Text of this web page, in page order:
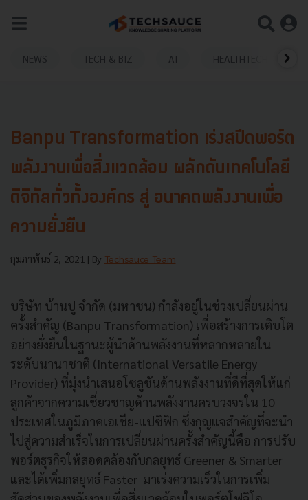
NEWS TECH & BIZ AI HEALTHTECH
Banpu Transformation เร่งสปีดพอร์ต
พลังงานเพื่อสิ่งแวดล้อม ผลักดันเทคโนโลยี
ดิจิทัลทั่วทั้งองค์กร สู่ อนาคตพลังงานเพื่อ
ความยั่งยืน
กุมภาพันธ์ 2, 2021 | By Techsauce Team
บริษัท บ้านปู จำกัด (มหาชน) กำลังอยู่ในช่วงเปลี่ยนผ่าน
ครั้งสำคัญ (Banpu Transformation) เพื่อสร้างการเติบโต
อย่างยั่งยืนในฐานะผู้นำด้านพลังงานที่หลากหลายใน
ระดับนานาชาติ (International Versatile Energy
Provider) ที่มุ่งนำเสนอโซลูชันด้านพลังงานที่ดีที่สุดให้แก่
ลูกค้าจากความเชี่ยวชาญด้านพลังงานครบวงจรใน 10
ประเทศในภูมิภาคเอเชีย-แปซิฟิก ซึ่งกุญแจสำคัญที่จะนำ
ไปสู่ความสำเร็จในการเปลี่ยนผ่านครั้งสำคัญนี้คือ การปรับ
พอร์ตธุรกิจให้สอดคล้องกับกลยุทธ์ Greener & Smarter
และได้เพิ่มกลยุทธ์ Faster มาเร่งความเร็วในการเพิ่ม